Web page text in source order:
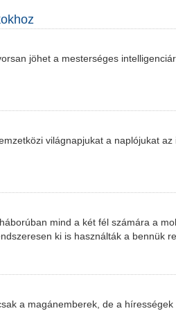
jöhet a mesterséges
világnapjukat a naplójukat
mind a két fél számára a
ki is használták a bennük
a magánemberek, de a